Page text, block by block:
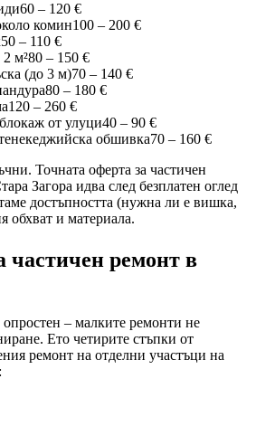
60 – 120 €
комин100 – 200 €
50 – 110 €
м²80 – 150 €
(до 3 м)70 – 140 €
80 – 180 €
120 – 260 €
от улуци40 – 90 €
обшивка70 – 160 €
Точната оферта за частичен
Загора идва след безплатен оглед
достъпността (нужна ли е вишка,
обхват и материала.
частичен ремонт в
– малките ремонти не
Ето четирите стъпки от
ремонт на отделни участъци на
: